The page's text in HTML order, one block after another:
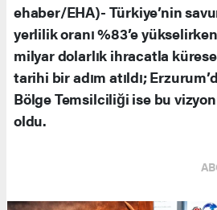
ehaber/EHA)- Türkiye’nin
yerlilik oranı %83’e
milyar dolarlık ihracatla
tarihi bir adım atıldı;
Bölge Temsilciliği ise bu
oldu.